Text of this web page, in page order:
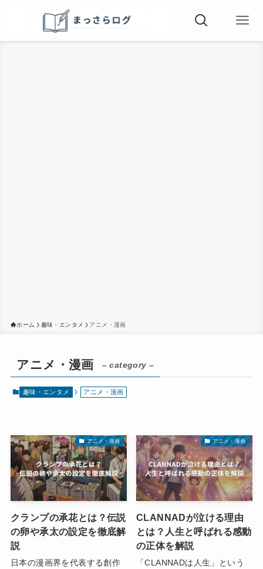
ホーム 趣味・エンタメ アニメ・漫画
アニメ・漫画 – category –
趣味・エンタメ アニメ・漫画
アニメ・漫画
クランプの承花とは？伝説
の卵や承太の設定を徹底解
説
日本の漫画界を代表する創作
アニメ・漫画
CLANNADが泣ける理由
とは？人生と呼ばれる感動
の正体を解説
「CLANNADは人生」という